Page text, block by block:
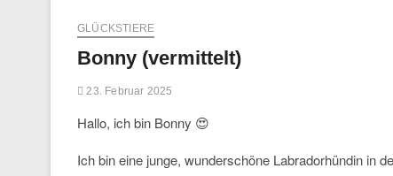
GLÜCKSTIERE
Bonny (vermittelt)
23. Februar 2025
Hallo, ich bin Bonny 😍
Ich bin eine junge, wunderschöne Labradorhündin in